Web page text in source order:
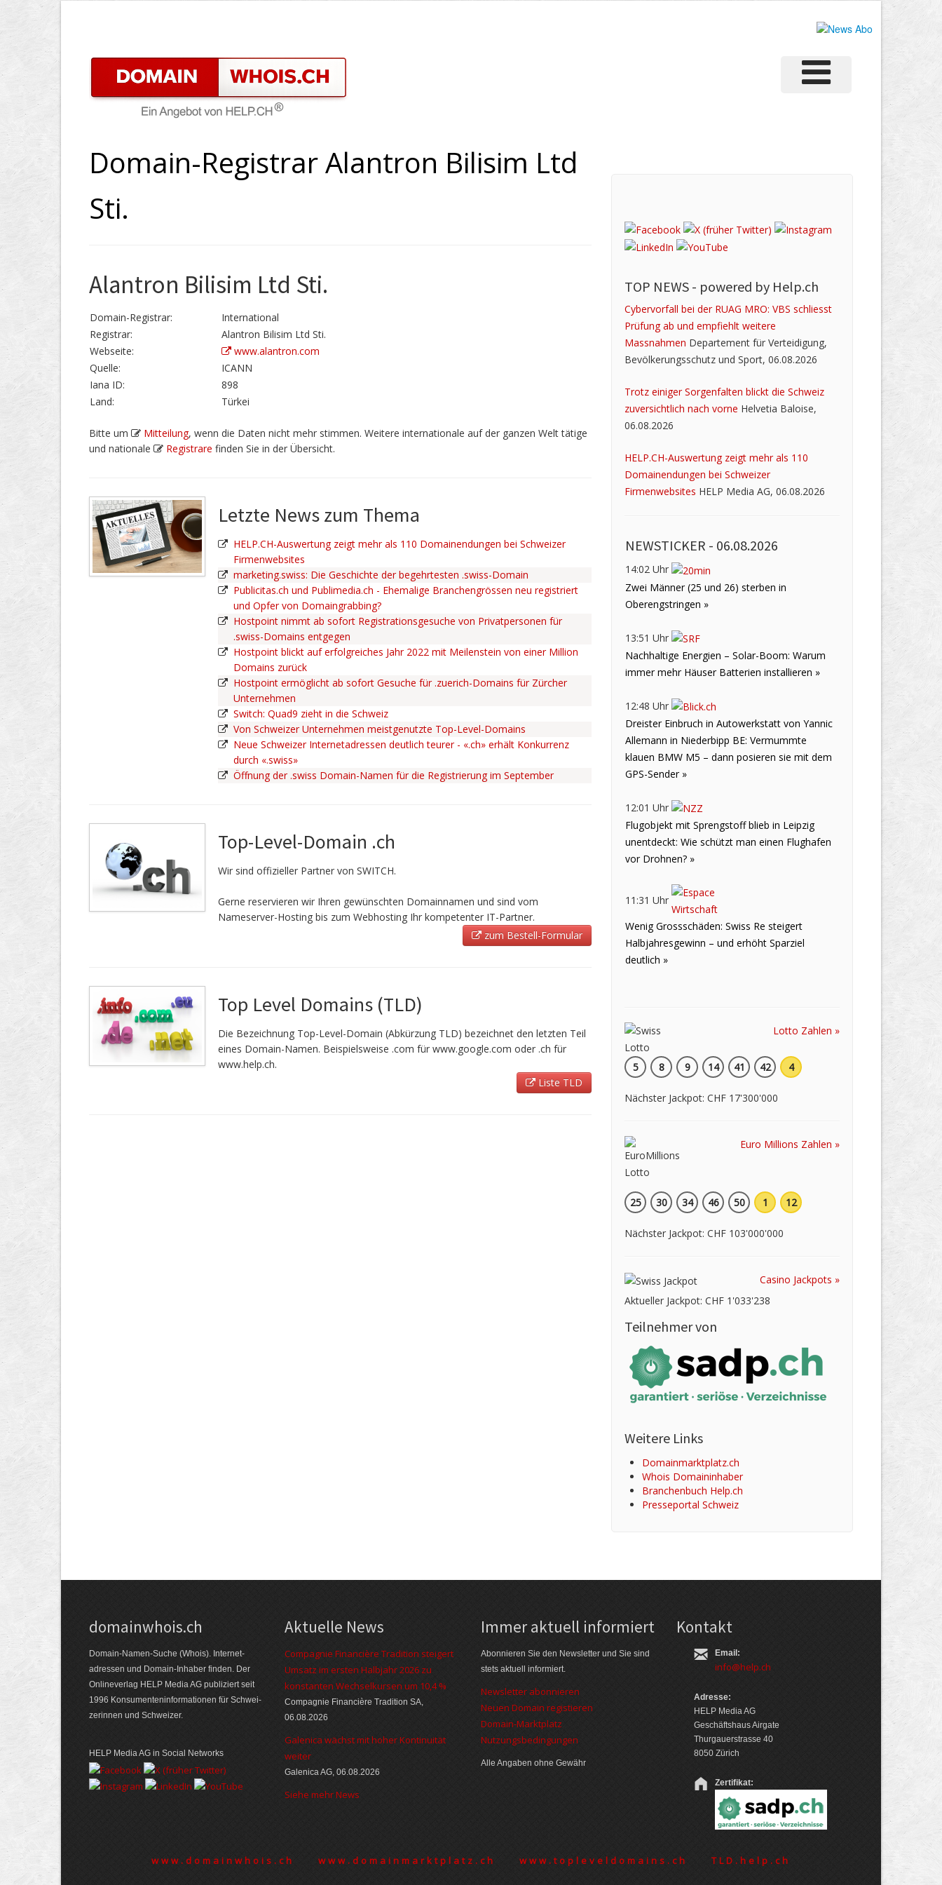
Domain-Registrar Alantron Bilisim Ltd
Sti.
Alantron Bilisim Ltd Sti.
Domain-Registrar:
International
Registrar:
Alantron Bilisim Ltd Sti.
Webseite:
www.alantron.com
Quelle:
ICANN
Iana ID:
898
Land:
Türkei
Bitte um Mitteilung, wenn die Daten nicht mehr stimmen. Weitere internationale auf der ganzen Welt tätige
und nationale
Registrare finden Sie in der Übersicht.
Letzte News zum Thema
HELP.CH-Auswertung zeigt mehr als 110 Domainendungen bei Schweizer
Firmenwebsites
marketing.swiss: Die Geschichte der begehrtesten .swiss-Domain
Publicitas.ch und Publimedia.ch - Ehemalige Branchengrössen neu registriert
und Opfer von Domaingrabbing?
Hostpoint nimmt ab sofort Registrationsgesuche von Privatpersonen für
.swiss-Domains entgegen
Hostpoint blickt auf erfolgreiches Jahr 2022 mit Meilenstein von einer Million
Domains zurück
Hostpoint ermöglicht ab sofort Gesuche für .zuerich-Domains für Zürcher
Unternehmen
Switch: Quad9 zieht in die Schweiz
Von Schweizer Unternehmen meistgenutzte Top-Level-Domains
Neue Schweizer Internetadressen deutlich teurer - «.ch» erhält Konkurrenz
durch «.swiss»
Öffnung der .swiss Domain-Namen für die Registrierung im September
Top-Level-Domain .ch
Wir sind offizieller Partner von SWITCH.
Gerne reservieren wir Ihren gewünschten Domainnamen und sind vom
Nameserver-Hosting bis zum Webhosting Ihr kompetenter IT-Partner.
zum Bestell-Formular
Top Level Domains (TLD)
Die Bezeichnung Top-Level-Domain (Abkürzung TLD) bezeichnet den letzten Teil
eines Domain-Namen. Beispielsweise .com für www.google.com oder .ch für
www.help.ch.
Liste TLD
TOP NEWS - powered by Help.ch
Cybervorfall bei der RUAG MRO: VBS schliesst
Prüfung ab und empfiehlt weitere
Massnahmen Departement für Verteidigung,
Bevölkerungsschutz und Sport, 06.08.2026
Trotz einiger Sorgenfalten blickt die Schweiz
zuversichtlich nach vorne Helvetia Baloise,
06.08.2026
HELP.CH-Auswertung zeigt mehr als 110
Domainendungen bei Schweizer
Firmenwebsites HELP Media AG, 06.08.2026
NEWSTICKER - 06.08.2026
14:02 Uhr
Zwei Männer (25 und 26) sterben in
Oberengstringen »
13:51 Uhr
Nachhaltige Energien – Solar-Boom: Warum
immer mehr Häuser Batterien installieren »
12:48 Uhr
Dreister Einbruch in Autowerkstatt von Yannic
Allemann in Niederbipp BE: Vermummte
klauen BMW M5 – dann posieren sie mit dem
GPS-Sender »
12:01 Uhr
Flugobjekt mit Sprengstoff blieb in Leipzig
unentdeckt: Wie schützt man einen Flughafen
vor Drohnen? »
11:31 Uhr
Wenig Grossschäden: Swiss Re steigert
Halbjahresgewinn – und erhöht Sparziel
deutlich »
Lotto Zahlen »
5 8 9 14 41 42 4
Nächster Jackpot: CHF 17'300'000
Euro Millions Zahlen »
25 30 34 46 50 1 12
Nächster Jackpot: CHF 103'000'000
Casino Jackpots »
Aktueller Jackpot: CHF 1'033'238
Teilnehmer von
Weitere Links
Domainmarktplatz.ch
Whois Domaininhaber
Branchenbuch Help.ch
Presseportal Schweiz
domainwhois.ch
Domain-Namen-Suche (Whois). Internet­
adressen und Domain-Inhaber finden. Der
Online­verlag HELP Media AG publiziert seit
1996 Konsumenten­informationen für Schwei­
zerinnen und Schweizer.
HELP Media AG in Social Networks
Aktuelle News
Compagnie Financière Tradition steigert
Umsatz im ersten Halbjahr 2026 zu
konstanten Wechselkursen um 10,4 %
Compagnie Financière Tradition SA,
06.08.2026
Galenica wächst mit hoher Kontinuität
weiter
Galenica AG, 06.08.2026
Siehe mehr News
Immer aktuell informiert
Abonnieren Sie den Newsletter und Sie sind
stets aktuell informiert.
Newsletter abonnieren
Neuen Domain registieren
Domain-Marktplatz
Nutzungsbedingungen
Alle Angaben ohne Gewähr
Kontakt
Email:
info@help.ch
Adresse:
HELP Media AG
Geschäftshaus Airgate
Thurgauerstrasse 40
8050 Zürich
Zertifikat:
www.domainwhois.ch www.domainmarktplatz.ch www.topleveldomains.ch TLD.help.ch